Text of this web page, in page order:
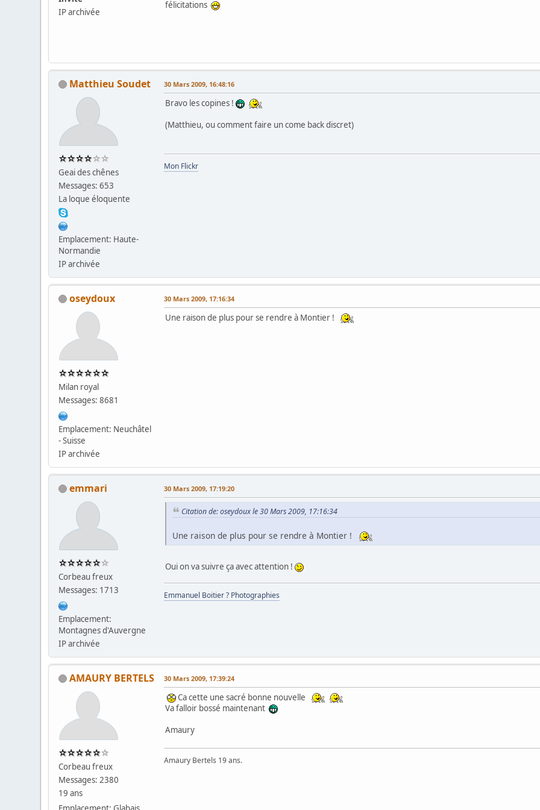
IP archivée
félicitations
Matthieu Soudet
Geai des chênes
Messages: 653
La loque éloquente
Emplacement: Haute-
Normandie
IP archivée
30 Mars 2009, 16:48:16
Bravo les copines !
(Matthieu, ou comment faire un come back discret)
Mon Flickr
oseydoux
Milan royal
Messages: 8681
Emplacement: Neuchâtel
- Suisse
IP archivée
30 Mars 2009, 17:16:34
Une raison de plus pour se rendre à Montier !
emmari
Corbeau freux
Messages: 1713
Emplacement:
Montagnes d'Auvergne
IP archivée
30 Mars 2009, 17:19:20
Citation de: oseydoux le 30 Mars 2009, 17:16:34
Une raison de plus pour se rendre à Montier !
Oui on va suivre ça avec attention !
Emmanuel Boitier ? Photographies
AMAURY BERTELS
Corbeau freux
Messages: 2380
19 ans
30 Mars 2009, 17:39:24
Ca cette une sacré bonne nouvelle
Va falloir bossé maintenant
Amaury
Amaury Bertels 19 ans.